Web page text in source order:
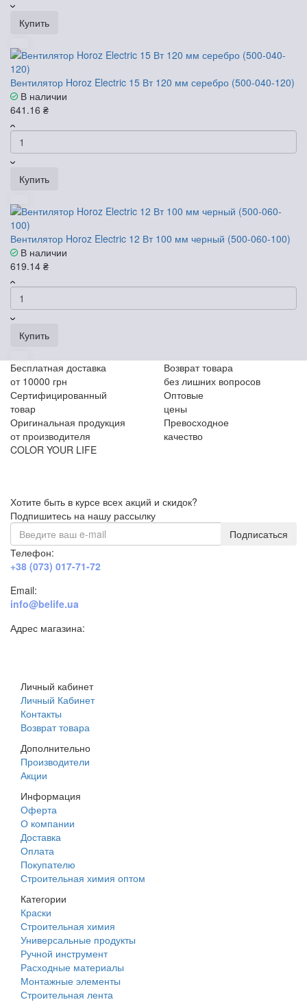
Купить
Вентилятор Horoz Electric 15 Вт 120 мм серебро (500-040-120)
В наличии
641.16 ₴
Купить
Вентилятор Horoz Electric 12 Вт 100 мм черный (500-060-100)
В наличии
619.14 ₴
Купить
Бесплатная доставка
от 10000 грн
Возврат товара
без лишних вопросов
Сертифицированный
товар
Оптовые
цены
Оригинальная продукция
от производителя
Превосходное
качество
COLOR YOUR LIFE
Хотите быть в курсе всех акций и скидок?
Подпишитесь на нашу рассылку
Подписаться
Телефон:
+38 (073) 017-71-72
Email:
info@belife.ua
Адрес магазина:
Личный кабинет
Личный Кабинет
Контакты
Возврат товара
Дополнительно
Производители
Акции
Информация
Оферта
О компании
Доставка
Оплата
Покупателю
Строительная химия оптом
Категории
Краски
Строительная химия
Универсальные продукты
Ручной инструмент
Расходные материалы
Монтажные элементы
Строительная лента